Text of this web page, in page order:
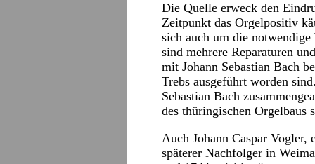
Die Quelle erweck den
Zeitpunkt das Orgelpositiv
sich auch um die
sind mehrere Reparaturen
mit Johann Sebastian Bach
Trebs ausgeführt worden
Sebastian Bach
des thüringischen Orgelbaus
Auch Johann Caspar Vogler,
späterer Nachfolger in